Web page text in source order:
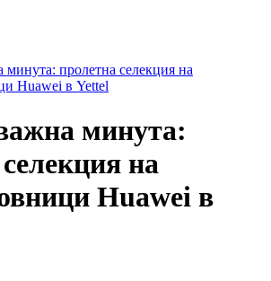
минута: пролетна селекция на
Huawei в Yettel
минута:
на
Huawei в